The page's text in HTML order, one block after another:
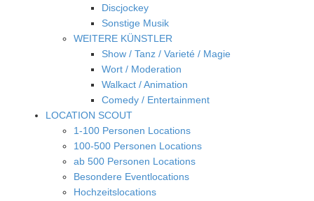
Discjockey
Sonstige Musik
WEITERE KÜNSTLER
Show / Tanz / Varieté / Magie
Wort / Moderation
Walkact / Animation
Comedy / Entertainment
LOCATION SCOUT
1-100 Personen Locations
100-500 Personen Locations
ab 500 Personen Locations
Besondere Eventlocations
Hochzeitslocations